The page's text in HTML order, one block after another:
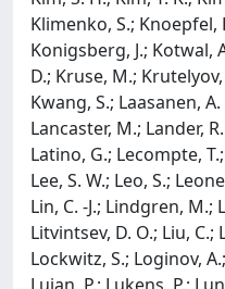
Klimenko, S.; Knoepfel,
Konigsberg, J.; Kotwal,
D.; Kruse, M.;
Kwang, S.; Laasanen,
Lancaster, M.; Lander,
Latino, G.; Lecompte, T.;
Lee, S. W.; Leo, S.;
Lin, C. -J.; Lindgren, M.;
Litvintsev, D. O.; Liu, C.;
Lockwitz, S.; Loginov,